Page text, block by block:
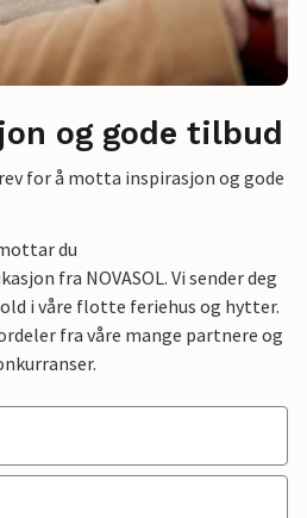
og gode tilbud
for å motta inspirasjon og gode
du
fra NOVASOL. Vi sender deg
i våre flotte feriehus og hytter.
fra våre mange partnere og